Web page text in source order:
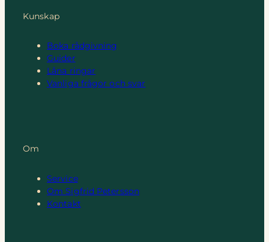
Kunskap
Boka rådgivning
Guider
Låna ringar
Vanliga frågor och svar
Om
Service
Om Sigfrid Petersson
Kontakt